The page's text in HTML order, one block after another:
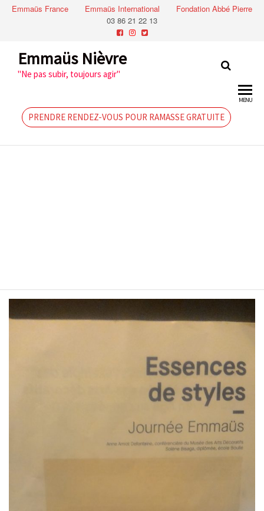
Emmaüs France Emmaüs International
Fondation Abbé Pierre
03 86 21 22 13
Emmaüs Nièvre
"Ne pas subir, toujours agir"
PRENDRE RENDEZ-VOUS POUR RAMASSE GRATUITE
MENU